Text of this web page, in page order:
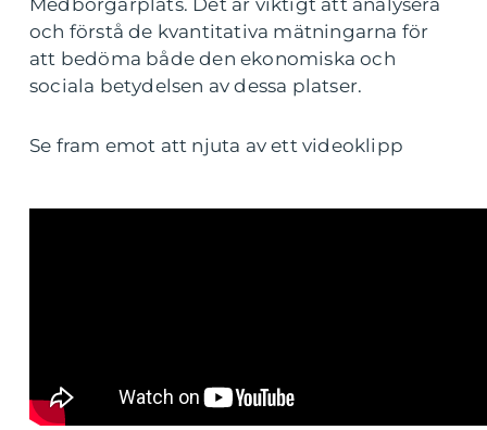
Medborgarplats. Det är viktigt att analysera
och förstå de kvantitativa mätningarna för
att bedöma både den ekonomiska och
sociala betydelsen av dessa platser.
Se fram emot att njuta av ett videoklipp